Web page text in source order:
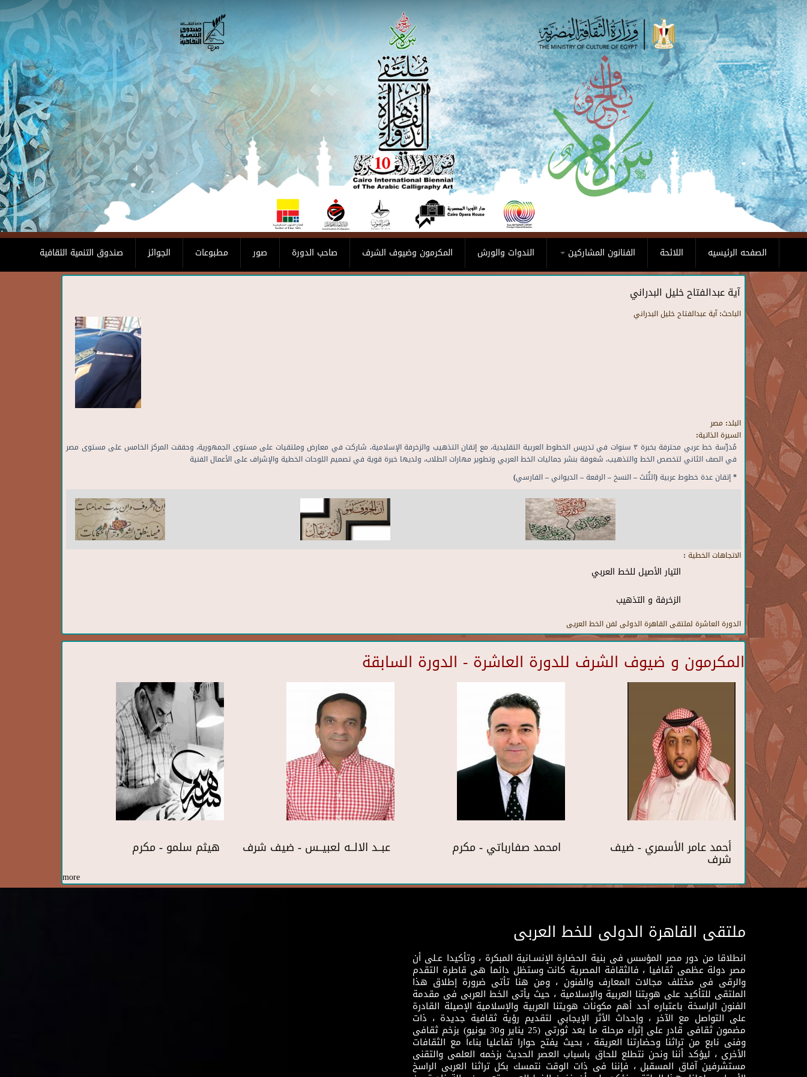
Skip to main content
صندوق التنمية الثقافية الجوائز مطبوعات صور صاحب الدورة المكرمون وضيوف الشرف الندوات والورش الفنانون المشاركين اللائحة الصفحه الرئيسيه
آية عبدالفتاح خليل البدراني
الباحث:آية عبدالفتاح خليل البدراني
البلد: مصر
السيرة الذاتية:
مُدرِّسة خط عربي محترفة بخبرة ٣ سنوات في تدريس الخطوط العربية التقليدية، مع إتقان التذهيب والزخرفة الإسلامية. شاركت في معارض وملتقيات على مستوى الجمهورية، وحققت المركز الخامس على مستوى مصر
في الصف الثاني لتخصص الخط والتذهيب. شغوفة بنشر جماليات الخط العربي وتطوير مهارات الطلاب، ولديها خبرة قوية في تصميم اللوحات الخطية والإشراف على الأعمال الفنية
* إتقان عدة خطوط عربية (الثُلث – النسخ – الرقعة – الديواني – الفارسي)
الاتجاهات الخطية :
التيار الأصيل للخط العربي
الزخرفة و التذهيب
الدورة العاشرة لملتقى القاهرة الدولى لفن الخط العريى
المكرمون و ضيوف الشرف للدورة العاشرة - الدورة السابقة
هيثم سلمو - مكرم عبــد الالــه لعبيــس - ضيف شرف امحمد صفارباتي - مكرم أحمد عامر الأسمري - ضيف
شرف
more
ملتقى القاهرة الدولى للخط العربى
انطلاقا من دور مصر المؤسس فى بنية الحضارة الإنسـانية المبكرة ، وتأكيدا عـلى أن
مصر دولة عظمى ثقافيا ، فالثقافة المصرية كانت وستظل دائما هى قاطرة التقدم
والرقى فى مختلف مجالات المعارف والفنون ، ومن هنا تأتى ضرورة إطلاق هذا
الملتقى للتأكيد على هويتنا العربية والإسلامية ، حيث يأتى الخط العربى فى مقدمة
الفنون الراسخة باعتباره أحد أهم مكونات هويتنا العربية والإسلامية الإصيلة القادرة
على التواصل مع الآخر ، وإحداث الأثر الإيجابي لتقديم رؤية ثقافية جديدة ، ذات
مضمون ثقافى قادر على إثراء مرحلة ما بعد ثورتى (25 يناير و30 يونيو) بزخم ثقافى
وفنى نابع من تراثنا وحضارتنا العريقة ، بحيث يفتح حوارا تفاعليا بناءاً مع الثقافات
الأخرى ، ليؤكد أننا ونحن نتطلع للحاق باسباب العصر الحديث بزخمه العلمى والتقنى
مستشرفين آفاق المسقبل ، فإننا فى ذات الوقت نتمسك بكل تراثنا العربى الراسخ